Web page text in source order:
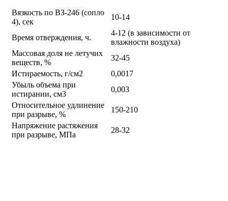
Вязкость по ВЗ-246 (сопло
4), сек
10-14
Время отверждения, ч.
4-12 (в зависимости от
влажности воздуха)
Массовая доля не летучих
веществ, %
32-45
Истираемость, г/см2
0,0017
Убыль объема при
истирании, см3
0,003
Относительное удлинение
при разрыве, %
150-210
Напряжение растяжения
при разрыве, МПа
28-32